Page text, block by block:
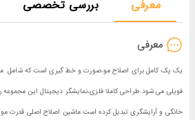
معرفی بررسی تخصصی
معرفی
یک پک کامل برای اصلاح مو،صورت و خط گیری است که شامل
فویلی می شود.طراحی کاملا فلزی،نمایشگر دیجیتال این
خانگی و آرایشگری تبدیل کرده است.ماشین اصلاح اصلی قدرت